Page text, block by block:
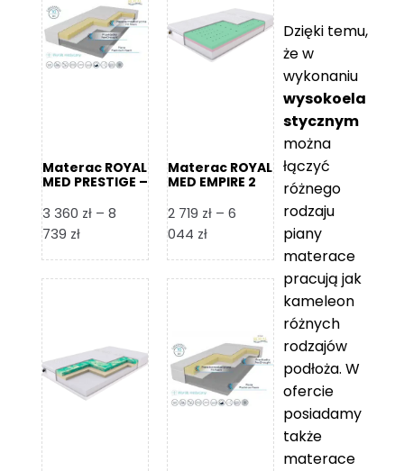
7
000 zł
8
865 zł
Materac ROYAL
MED PRESTIGE –
3 360 zł – 8
739 złZakres
od
8
739 zł
Materac ROYAL
MED EMPIRE 2
2 719 zł – 6
044 złZakres
od
6
044 zł
Dzięki temu,
że w
wykonaniu
wysokoela
stycznym
można
łączyć
różnego
rodzaju
piany
materace
pracują jak
kameleon
różnych
rodzajów
podłoża. W
ofercie
posiadamy
także
materace